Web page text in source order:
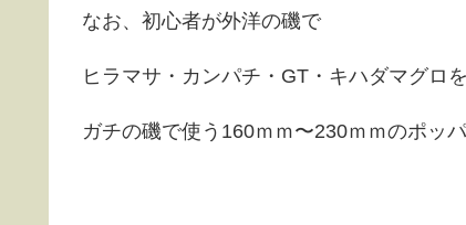
なお、初心者が外洋の磯で
ヒラマサ・カンパチ・GT・キハダマグロ
ガチの磯で使う160ｍｍ〜230ｍｍのポッ